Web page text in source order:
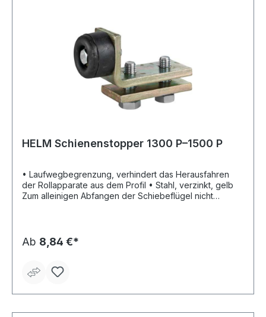
HELM Schienenstopper 1300 P–1500 P
• Laufwegbegrenzung, verhindert das Herausfahren
der Rollapparate aus dem Profil • Stahl, verzinkt, gelb
Zum alleinigen Abfangen der Schiebeflügel nicht
Ab 8,84 €*